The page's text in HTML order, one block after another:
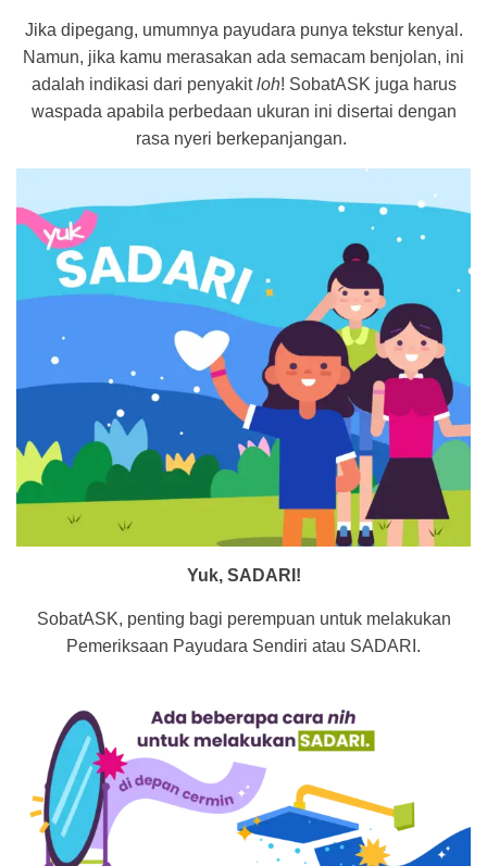
Jika dipegang, umumnya payudara punya tekstur kenyal.
Namun, jika kamu merasakan ada semacam benjolan, ini
adalah indikasi dari penyakitloh! SobatASK juga harus
waspada apabila perbedaan ukuran ini disertai dengan
rasa nyeri berkepanjangan.
Yuk, SADARI!
SobatASK, penting bagi perempuan untuk melakukan
Pemeriksaan Payudara Sendiri atau SADARI.